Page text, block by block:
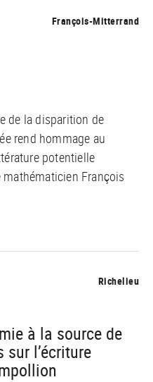
François-Mitterrand
de la disparition de
rend hommage au
potentielle
François
Richelieu
à la source de
sur l’écriture